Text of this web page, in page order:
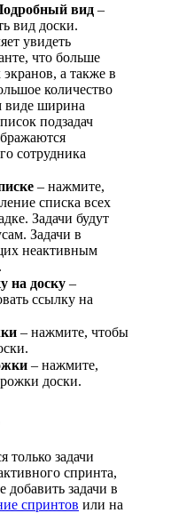
вид –
вид доски.
увидеть
что больше
а также в
количество
виде ширина
подзадач
сотрудника
– нажмите,
списка всех
Задачи будут
Задачи в
неактивным
на доску –
ссылку на
– нажмите, чтобы
– нажмите,
доски.
только задачи
спринта,
добавить задачи в
спринтов или на